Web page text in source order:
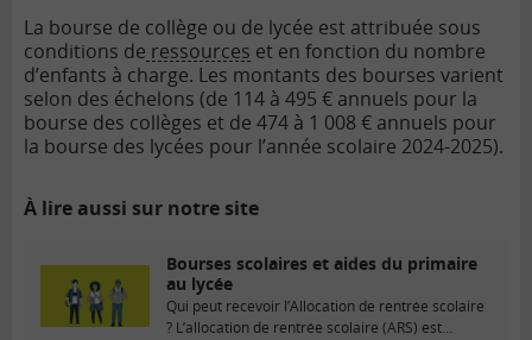
La bourse de collège ou de lycée est attribuée sous
conditions de ressources et en fonction du nombre
d’enfants à charge. Les montants des bourses varient
selon des échelons (de 114 à 495 € annuels pour la
bourse des collèges et de 474 à 1 008 € annuels pour
la bourse des lycées pour l’année scolaire 2024-2025).
À lire aussi sur notre site
Bourses scolaires et aides du primaire
au lycée
Qui peut recevoir l’Allocation de rentrée scolaire
? L’allocation de rentrée scolaire (ARS) est